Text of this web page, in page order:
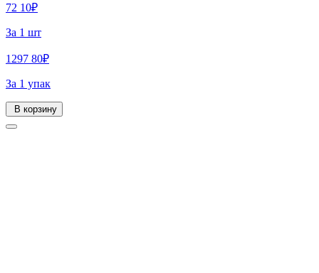
72 10₽
За 1 шт
1297 80₽
За 1 упак
В корзину